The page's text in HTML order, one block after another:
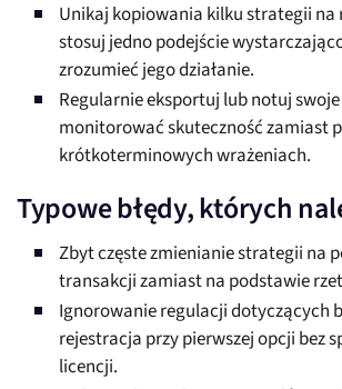
Unikaj kopiowania kilku strategii na
stosuj jedno podejście
zrozumieć jego działanie.
Regularnie eksportuj lub notuj
monitorować skuteczność zamiast
krótkoterminowych wrażeniach.
Typowe błędy, których
Zbyt częste zmienianie strategii na
transakcji zamiast na podstawie
Ignorowanie regulacji dotyczących
rejestracja przy pierwszej opcji bez
licencji.